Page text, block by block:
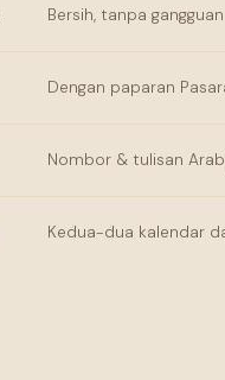
Bersih, tanpa gangguan
Dengan paparan
Nombor & tulisan
Kedua-dua kalendar